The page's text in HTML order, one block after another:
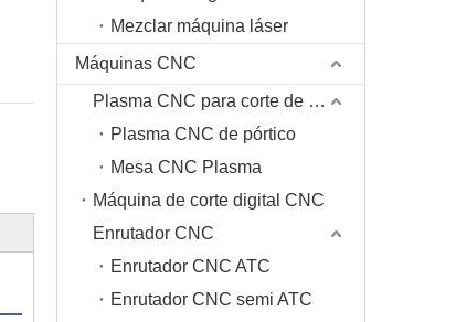
Mezclar máquina láser
Máquinas CNC
Plasma CNC para corte de metales
Plasma CNC de pórtico
Mesa CNC Plasma
Máquina de corte digital CNC
Enrutador CNC
Enrutador CNC ATC
Enrutador CNC semi ATC